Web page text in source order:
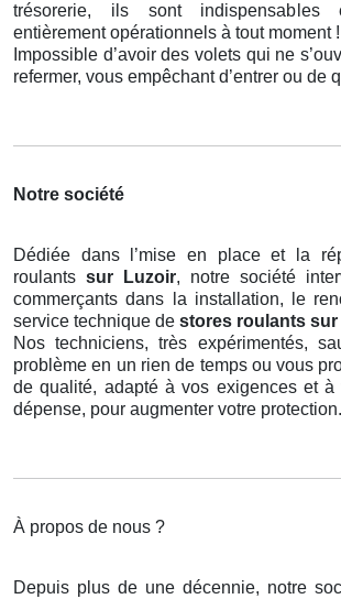
trésorerie, ils sont
entièrement opérationnels à tout moment !
Impossible d’avoir des volets qui ne
refermer, vous empêchant d’entrer ou de
Notre société
Dédiée dans l’mise en place et la
roulants sur Luzoir, notre société
commerçants dans la installation, le
service technique de stores roulants sur
Nos techniciens, très expérimentés,
problème en un rien de temps ou vous
de qualité, adapté à vos exigences et à
dépense, pour augmenter votre protection.
À propos de nous ?
Depuis plus de une décennie, notre